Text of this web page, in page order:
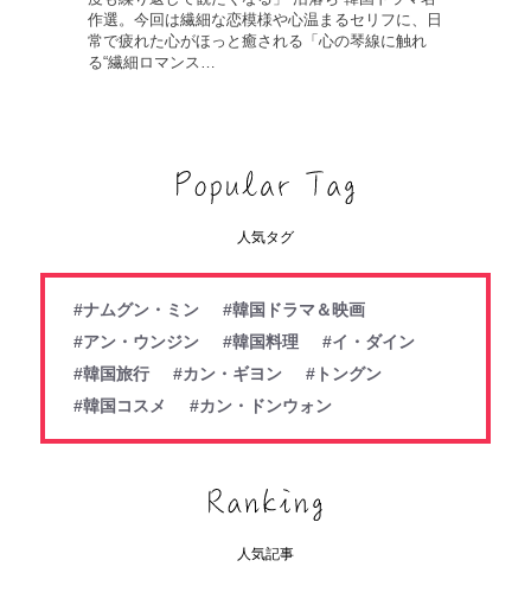
作選。今回は繊細な恋模様や心温まるセリフに、日
常で疲れた心がほっと癒される「心の琴線に触れ
る“繊細ロマンス…
人気タグ
#ナムグン・ミン
#韓国ドラマ＆映画
#アン・ウンジン
#韓国料理
#イ・ダイン
#韓国旅行
#カン・ギヨン
#トングン
#韓国コスメ
#カン・ドンウォン
人気記事